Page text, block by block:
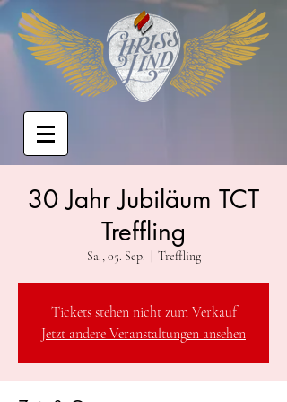
30 Jahr Jubiläum TCT
Treffling
Sa., 05. Sep. Treffling
Tickets stehen nicht zum Verkauf
Jetzt andere Veranstaltungen ansehen